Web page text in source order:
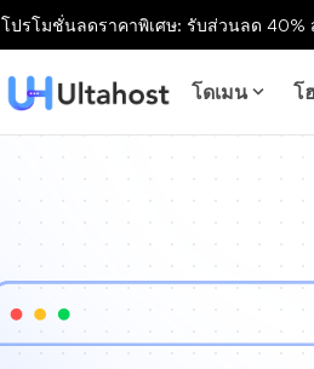
โปรโมชั่นลดราคาพิเศษ: รับส่วนลด 40%
โดเมน โ